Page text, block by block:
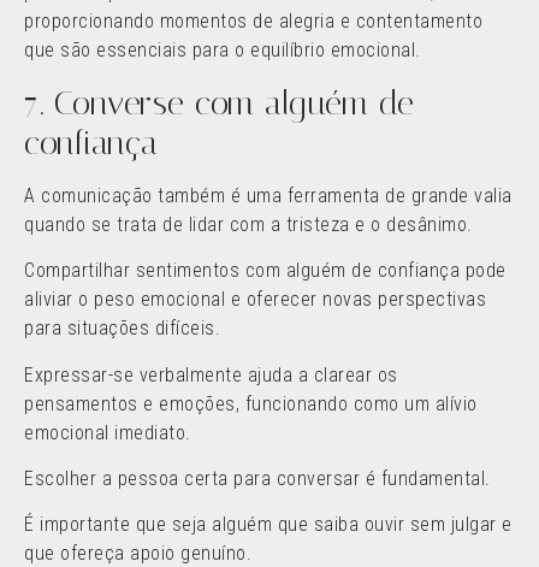
proporcionando momentos de alegria e contentamento
que são essenciais para o equilíbrio emocional.
7. Converse com alguém de
confiança
A comunicação também é uma ferramenta de grande valia
quando se trata de lidar com a tristeza e o desânimo.
Compartilhar sentimentos com alguém de confiança pode
aliviar o peso emocional e oferecer novas perspectivas
para situações difíceis.
Expressar-se verbalmente ajuda a clarear os
pensamentos e emoções, funcionando como um alívio
emocional imediato.
Escolher a pessoa certa para conversar é fundamental.
É importante que seja alguém que saiba ouvir sem julgar e
que ofereça apoio genuíno.